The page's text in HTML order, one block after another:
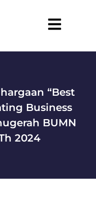
“Best
Business
BUMN
2024